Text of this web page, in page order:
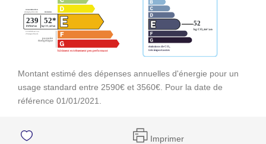
Montant estimé des dépenses annuelles d'énergie pour un
usage standard entre 2590€ et 3560€. Pour la date de
référence 01/01/2021.
Imprimer